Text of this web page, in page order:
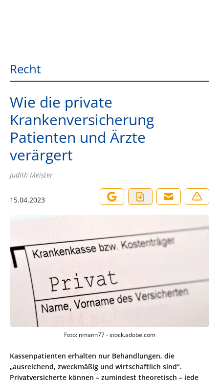
Recht
Wie die private
Krankenversicherung
Patienten und Ärzte
verärgert
Judith Meister
15.04.2023
Foto: nmann77 - stock.adobe.com
Kassenpatienten erhalten nur Behandlungen, die
„ausreichend, zweckmäßig und wirtschaftlich sind“.
Privatversicherte können – zumindest theoretisch – jede